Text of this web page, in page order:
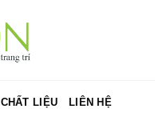
CHẤT LIỆU LIÊN HỆ